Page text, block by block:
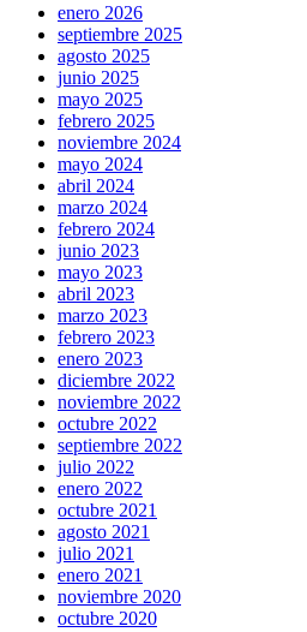
enero 2026
septiembre 2025
agosto 2025
junio 2025
mayo 2025
febrero 2025
noviembre 2024
mayo 2024
abril 2024
marzo 2024
febrero 2024
junio 2023
mayo 2023
abril 2023
marzo 2023
febrero 2023
enero 2023
diciembre 2022
noviembre 2022
octubre 2022
septiembre 2022
julio 2022
enero 2022
octubre 2021
agosto 2021
julio 2021
enero 2021
noviembre 2020
octubre 2020